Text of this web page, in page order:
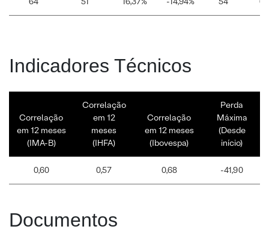
Indicadores Técnicos
Correlação
em 12 meses
(IMA-B)
Correlação
em 12
meses
(IHFA)
Correlação
em 12 meses
(Ibovespa)
Perda
Máxima
(Desde
início)
0,60 0,57 0,68 -41,90
Documentos